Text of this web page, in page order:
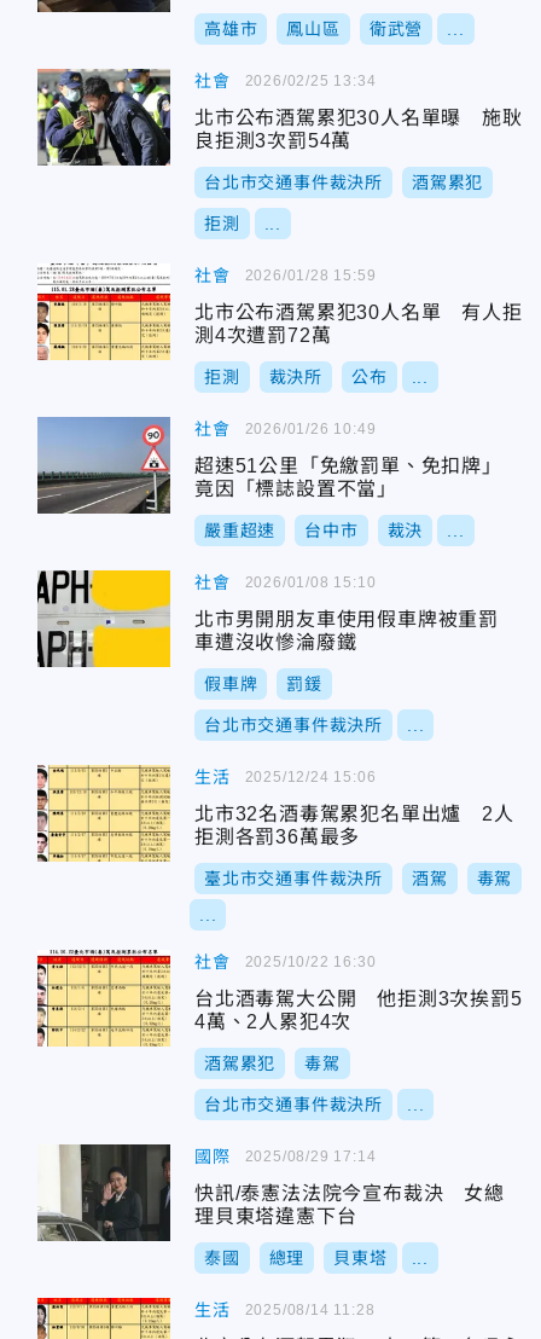
高雄市 鳳山區 衛武營
社會
北市公布酒駕累犯30人名單曝 施耿
良拒測3次罰54萬
台北市交通事件裁決所 酒駕累犯
拒測
2026/02/25 13:34
社會
北市公布酒駕累犯30人名單 有人拒
測4次遭罰72萬
拒測 裁決所 公布
2026/01/28 15:59
社會
超速51公里「免繳罰單、免扣牌」
竟因「標誌設置不當」
嚴重超速 台中市 裁決
2026/01/26 10:49
社會
北市男開朋友車使用假車牌被重罰
車遭沒收慘淪廢鐵
假車牌 罰鍰
台北市交通事件裁決所
2026/01/08 15:10
生活
北市32名酒毒駕累犯名單出爐 2人
拒測各罰36萬最多
臺北市交通事件裁決所 酒駕 毒駕
2025/12/24 15:06
社會
台北酒毒駕大公開 他拒測3次挨罰5
4萬、2人累犯4次
酒駕累犯 毒駕
台北市交通事件裁決所
2025/10/22 16:30
國際
快訊/泰憲法法院今宣布裁決 女總
理貝東塔違憲下台
泰國 總理 貝東塔
2025/08/29 17:14
生活 2025/08/14 11:28